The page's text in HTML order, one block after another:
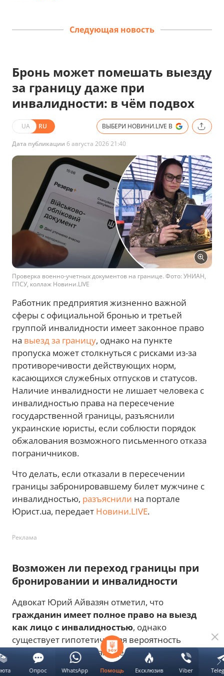
Следующая новость
Бронь может помешать выезду
за границу даже при
инвалидности: в чём подвох
UA RU ВЫБЕРИ НОВИНИ.LIVE В
Дата публикации 6 августа 2026 21:40
Проверка военно-учетных документов на границе. Фото: УНИАН,
ГПСУ, коллаж Новини.LIVE
Работник предприятия жизненно важной
сферы с официальной бронью и третьей
группой инвалидности имеет законное право
на выезд за границу, однако на пункте
пропуска может столкнуться с рисками из-за
противоречивости действующих норм,
касающихся служебных отпусков и статусов.
Наличие инвалидности не лишает человека с
инвалидностью права на пересечение
государственной границы, разъяснили
украинские юристы, если соблюсти порядок
обжалования возможного письменного отказа
пограничников.
Что делать, если отказали в пересечении
границы забронировавшему билет мужчине с
инвалидностью, разъяснили на портале
Юрист.ua, передает Новини.LIVE.
Реклама
Возможен ли переход границы при
бронировании и инвалидности
Адвокат Юрий Айвазян отметил, что
гражданин имеет полное право на выезд
как лицо с инвалидностью, однако
существует гипотетическая вероятность
получить отказ на границе из-за наличия
оформленного бронирования.
Помощь Ексклюзив Viber
Опрос WhatsApp